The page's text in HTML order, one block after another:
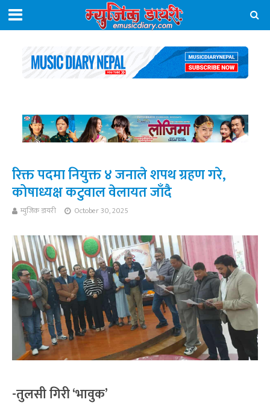
रिक्त पदमा नियुक्त ४ जनाले शपथ ग्रहण गरे,
कोषाध्यक्ष कटुवाल वेलायत जाँदै
म्युजिक डायरी October 30, 2025
-तुलसी गिरी ‘भावुक’